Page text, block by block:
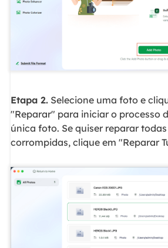
Etapa 2.Selecione uma foto e
"Reparar" para iniciar o processo
única foto. Se quiser reparar
corrompidas, clique em "Reparar